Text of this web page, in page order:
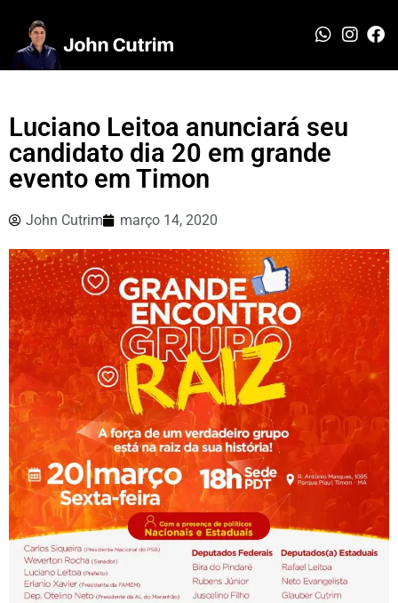
Luciano Leitoa anunciará seu
candidato dia 20 em grande
evento em Timon
John Cutrim março 14, 2020